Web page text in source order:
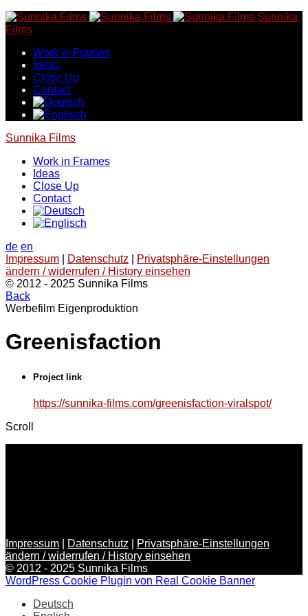
Skip
to
Sunnika
Films
Work in Frames
Ideas
Close Up
Contact
Sunnika Films
Work in Frames
Ideas
Close Up
Contact
de en
Impressum
Datenschutz
Privatsphäre-Einstellungen
ändern / widerrufen / History einsehen
© 2012 - 2025 Sunnika Films
Back
Werbefilm Eigenproduktion
Greenisfaction
Project link
https://sunnika-films.com/greenisfaction-viralspot/
Scroll
Impressum Datenschutz
Privatsphäre-Einstellungen
ändern / widerrufen / History einsehen
© 2012 - 2025 Sunnika Films
WordPress Cookie Plugin von Real Cookie Banner
Deutsch